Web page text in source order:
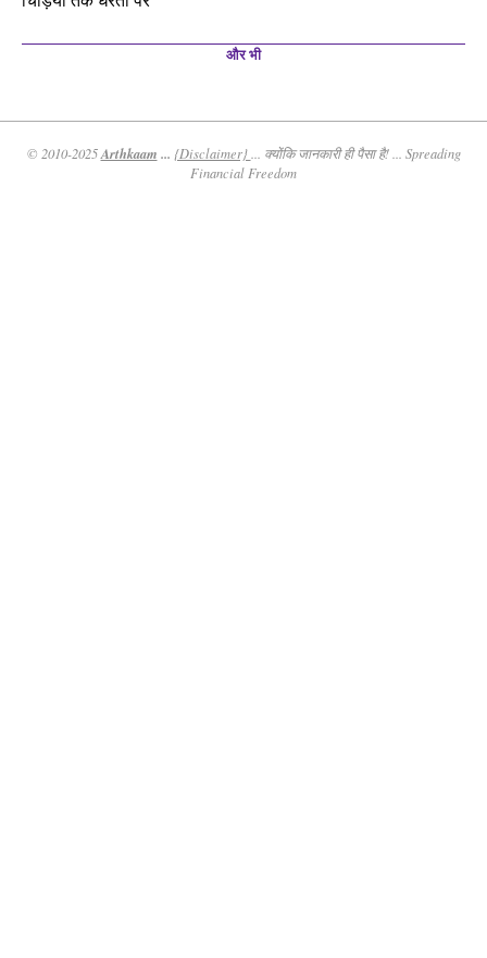
और भी
© 2010-2025Arthkaam ... {Disclaimer}
... क्योंकि जानकारी ही पैसा है! ... Spreading
Financial Freedom